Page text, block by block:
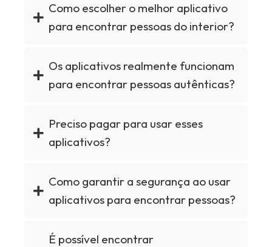
Como escolher o melhor aplicativo
para encontrar pessoas do interior?
Os aplicativos realmente funcionam
para encontrar pessoas autênticas?
Preciso pagar para usar esses
aplicativos?
Como garantir a segurança ao usar
aplicativos para encontrar pessoas?
É possível encontrar